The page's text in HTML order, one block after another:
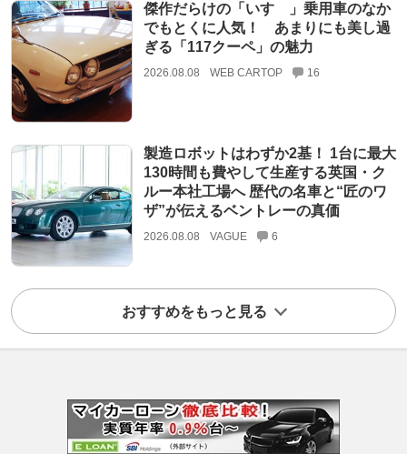
傑作だらけの「いすゞ」乗用車のなか
でもとくに人気！ あまりにも美し過
ぎる「117クーペ」の魅力
2026.08.08 WEB CARTOP 16
製造ロボットはわずか2基！ 1台に最大
130時間も費やして生産する英国・ク
ルー本社工場へ 歴代の名車と“匠のワ
ザ”が伝えるベントレーの真価
2026.08.08 VAGUE 6
おすすめをもっと見る